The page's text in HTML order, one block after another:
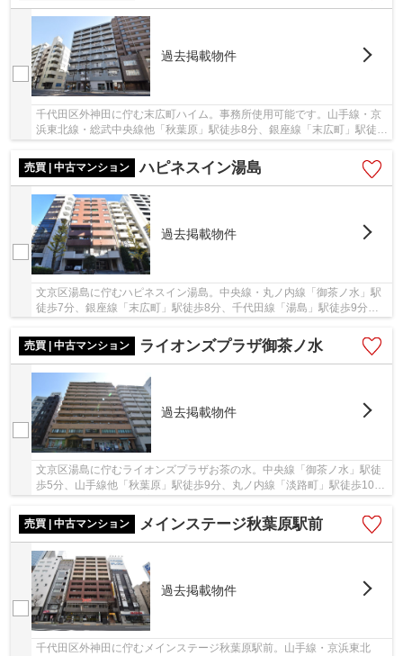
過去掲載物件
千代田区外神田に佇む末広町ハイム。事務所使用可能です。山手線・京
浜東北線・総武中央線他「秋葉原」駅徒歩8分、銀座線「末広町」駅徒歩
4分。ターミナル駅の山手線他「東京」駅まで2...
売買 | 中古マンション
ハピネスイン湯島
過去掲載物件
文京区湯島に佇むハピネスイン湯島。中央線・丸ノ内線「御茶ノ水」駅
徒歩7分、銀座線「末広町」駅徒歩8分、千代田線「湯島」駅徒歩9分と
売買 | 中古マンション
ライオンズプラザ御茶ノ水
過去掲載物件
文京区湯島に佇むライオンズプラザお茶の水。中央線「御茶ノ水」駅徒
歩5分、山手線他「秋葉原」駅徒歩9分、丸ノ内線「淡路町」駅徒歩10
売買 | 中古マンション
メインステージ秋葉原駅前
過去掲載物件
千代田区外神田に佇むメインステージ秋葉原駅前。山手線・京浜東北